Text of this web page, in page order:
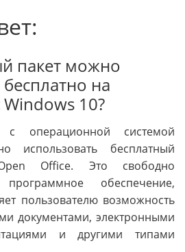
пакет можно
на
10?
операционной системой
использовать бесплатный
Office. Это свободно
программное обеспечение,
пользователю возможность
документами, электронными
и другими типами